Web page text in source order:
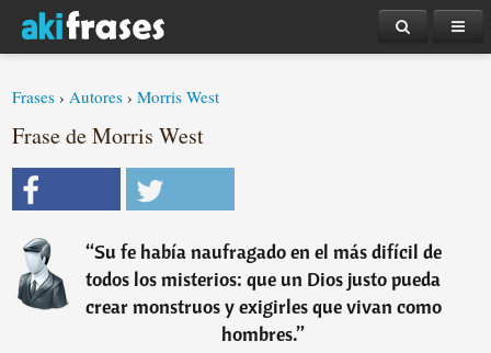
Frases ›Autores ›Morris West
Frase de Morris West
“Su fe había naufragado en el más difícil de
todos los misterios: que un Dios justo pueda
crear monstruos y exigirles que vivan como
hombres.”